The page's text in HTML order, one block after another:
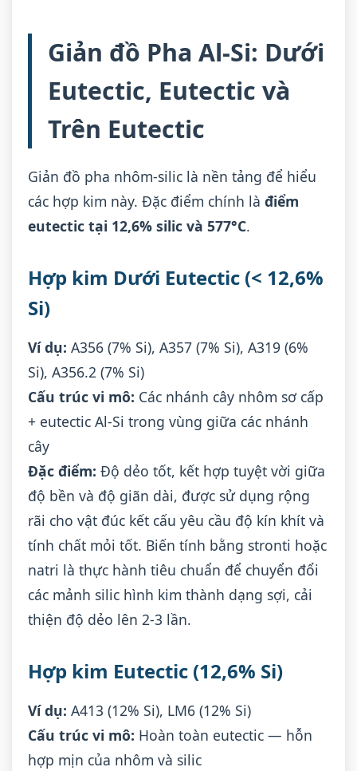
Giản đồ Pha Al-Si: Dưới
Eutectic, Eutectic và
Trên Eutectic
Giản đồ pha nhôm-silic là nền tảng để hiểu
các hợp kim này. Đặc điểm chính là điểm
eutectic tại 12,6% silic và 577°C.
Hợp kim Dưới Eutectic (< 12,6%
Si)
Ví dụ: A356 (7% Si), A357 (7% Si), A319 (6%
Si), A356.2 (7% Si)
Cấu trúc vi mô: Các nhánh cây nhôm sơ cấp
+ eutectic Al-Si trong vùng giữa các nhánh
cây
Đặc điểm: Độ dẻo tốt, kết hợp tuyệt vời giữa
độ bền và độ giãn dài, được sử dụng rộng
rãi cho vật đúc kết cấu yêu cầu độ kín khít và
tính chất mỏi tốt. Biến tính bằng stronti hoặc
natri là thực hành tiêu chuẩn để chuyển đổi
các mảnh silic hình kim thành dạng sợi, cải
thiện độ dẻo lên 2-3 lần.
Hợp kim Eutectic (12,6% Si)
Ví dụ: A413 (12% Si), LM6 (12% Si)
Cấu trúc vi mô: Hoàn toàn eutectic — hỗn
hợp mịn của nhôm và silic